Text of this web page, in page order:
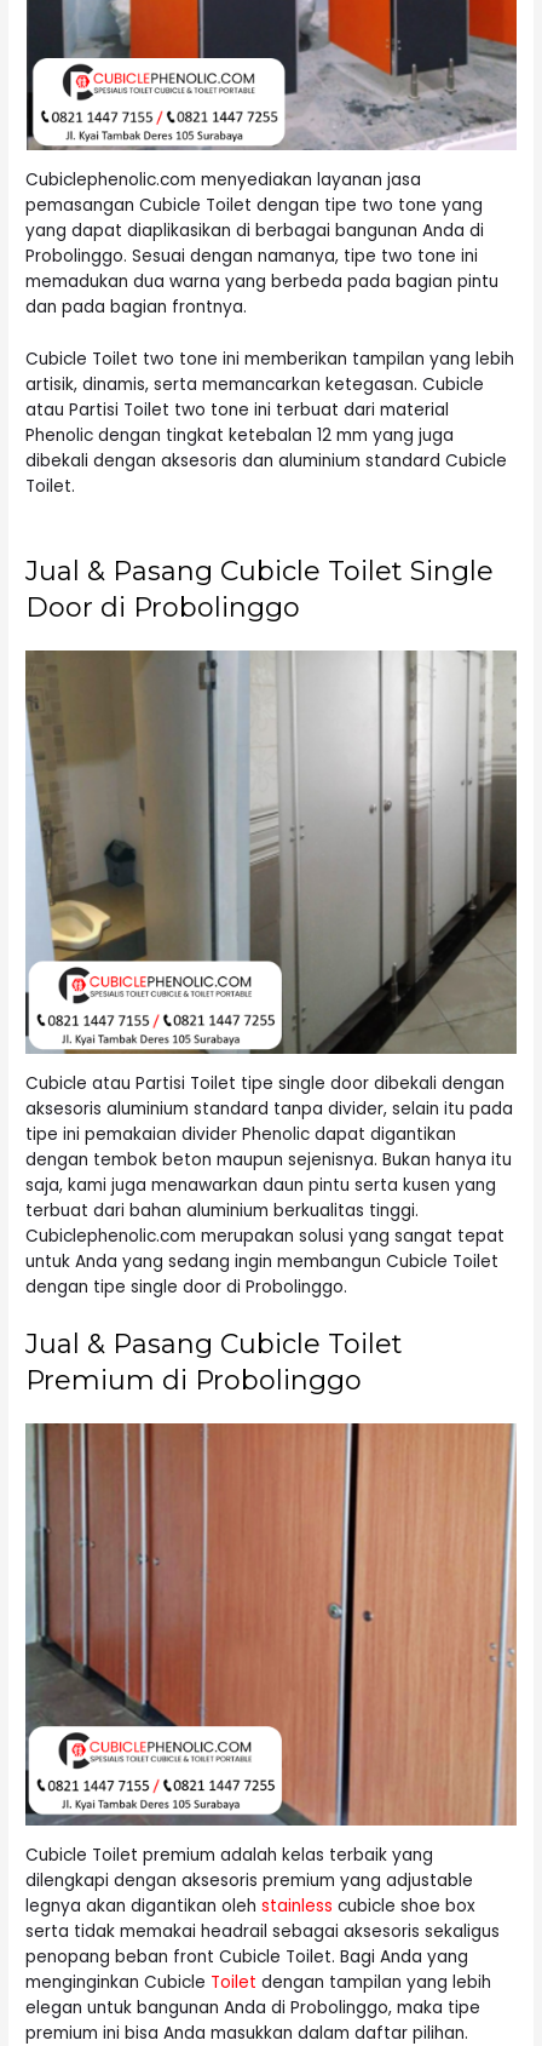
Cubiclephenolic.com menyediakan layanan jasa
pemasangan Cubicle Toilet dengan tipe two tone yang
yang dapat diaplikasikan di berbagai bangunan Anda di
Probolinggo. Sesuai dengan namanya, tipe two tone ini
memadukan dua warna yang berbeda pada bagian pintu
dan pada bagian frontnya.
Cubicle Toilet two tone ini memberikan tampilan yang lebih
artisik, dinamis, serta memancarkan ketegasan. Cubicle
atau Partisi Toilet two tone ini terbuat dari material
Phenolic dengan tingkat ketebalan 12 mm yang juga
dibekali dengan aksesoris dan aluminium standard Cubicle
Toilet.
Jual & Pasang Cubicle Toilet Single
Door di Probolinggo
Cubicle atau Partisi Toilet tipe single door dibekali dengan
aksesoris aluminium standard tanpa divider, selain itu pada
tipe ini pemakaian divider Phenolic dapat digantikan
dengan tembok beton maupun sejenisnya. Bukan hanya itu
saja, kami juga menawarkan daun pintu serta kusen yang
terbuat dari bahan aluminium berkualitas tinggi.
Cubiclephenolic.com merupakan solusi yang sangat tepat
untuk Anda yang sedang ingin membangun Cubicle Toilet
dengan tipe single door di Probolinggo.
Jual & Pasang Cubicle Toilet
Premium di Probolinggo
Cubicle Toilet premium adalah kelas terbaik yang
dilengkapi dengan aksesoris premium yang adjustable
legnya akan digantikan olehstainless cubicle shoe box
serta tidak memakai headrail sebagai aksesoris sekaligus
penopang beban front Cubicle Toilet. Bagi Anda yang
menginginkan Cubicle Toilet dengan tampilan yang lebih
elegan untuk bangunan Anda di Probolinggo, maka tipe
premium ini bisa Anda masukkan dalam daftar pilihan.